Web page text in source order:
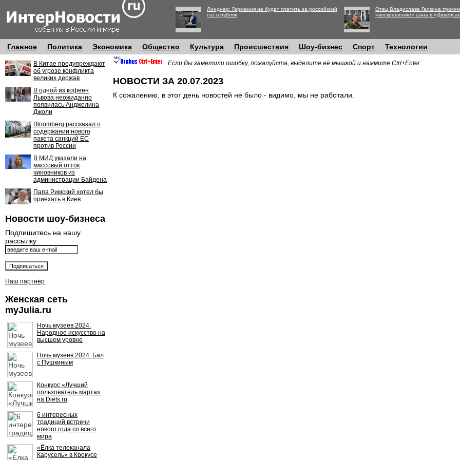
Линднер: Германия не будет платить за российский
газ в рублях
Отец Владислава Галкина
«воскрешение» сына в
Главное Политика Экономика Общество Культура Происшествия Шоу-бизнес Спорт Технологии
В Китае предупреждают
об угрозе конфликта
великих держав
В одной из кофеен
Львова неожиданно
появилась Анджелина
Джоли
Bloomberg рассказал о
содержании нового
пакета санкций ЕС
против России
В МИД указали на
массовый отток
чиновников из
администрации Байдена
Папа Римский хотел бы
приехать в Киев
Новости шоу-бизнеса
Подпишитесь на нашу
рассылку
Наш партнёр
Женская сеть
myJulia.ru
Ночь музеев 2024.
Народное искусство на
высшем уровне
Ночь музеев 2024. Бал
с Пушкиным
Конкурс «Лучший
пользователь марта»
на Diets.ru
6 интересных
традиций встречи
нового года со всего
мира
«Ёлка телеканала
Карусель» в Крокусе
Если Вы заметили ошибку, пожалуйста, выделите её мышкой и нажмите Ctrl+Enter
НОВОСТИ ЗА 20.07.2023
К сожалению, в этот день новостей не было - видимо, мы не работали.